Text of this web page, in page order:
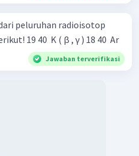
peluruhan radioisotop
yang dinotasikan sebagai berikut! 19 40 ​ K ( β , γ ) 18 40 ​ Ar
Jawaban terverifikasi